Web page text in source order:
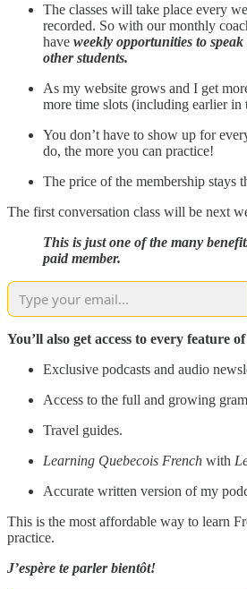
The classes will take place every
recorded. So with our monthly
have weekly opportunities to
other students.
As my website grows and I get
more time slots (including earlier in
You don’t have to show up for
do, the more you can practice!
The price of the membership stays
The first conversation class will be next
This is just one of the many
paid member.
You’ll also get access to every feature
Exclusive podcasts and audio
Access to the full and growing
Travel guides.
Learning Quebecois French with
Accurate written version of my
This is the most affordable way to learn
practice.
J’espère te parler bientôt!